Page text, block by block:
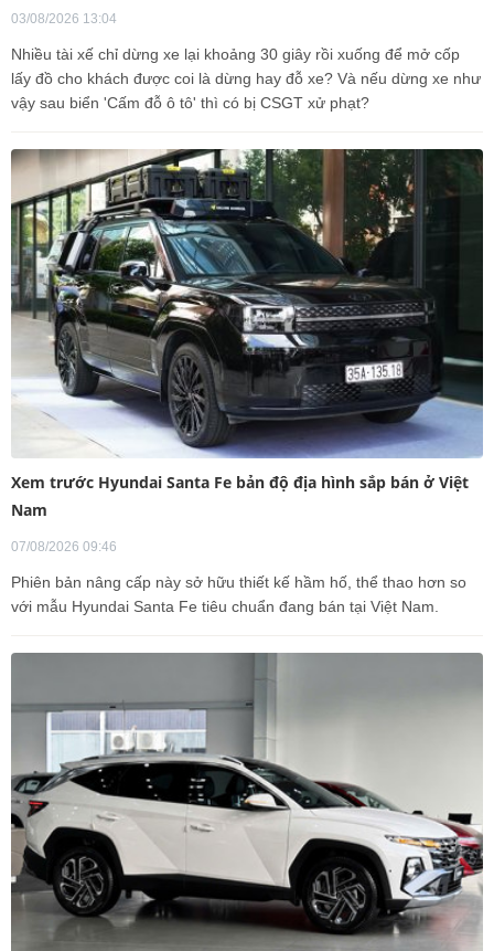
03/08/2026 13:04
Nhiều tài xế chỉ dừng xe lại khoảng 30 giây rồi xuống để mở cốp
lấy đồ cho khách được coi là dừng hay đỗ xe? Và nếu dừng xe như
vậy sau biển 'Cấm đỗ ô tô' thì có bị CSGT xử phạt?
Xem trước Hyundai Santa Fe bản độ địa hình sắp bán ở Việt
Nam
07/08/2026 09:46
Phiên bản nâng cấp này sở hữu thiết kế hầm hố, thể thao hơn so
với mẫu Hyundai Santa Fe tiêu chuẩn đang bán tại Việt Nam.